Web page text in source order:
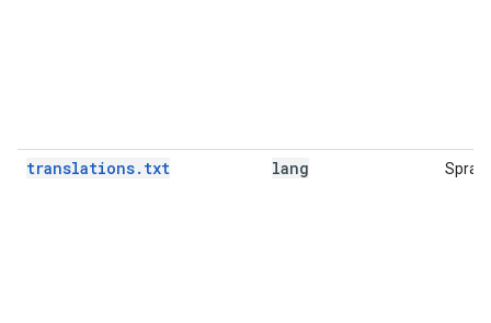
translations.txt lang